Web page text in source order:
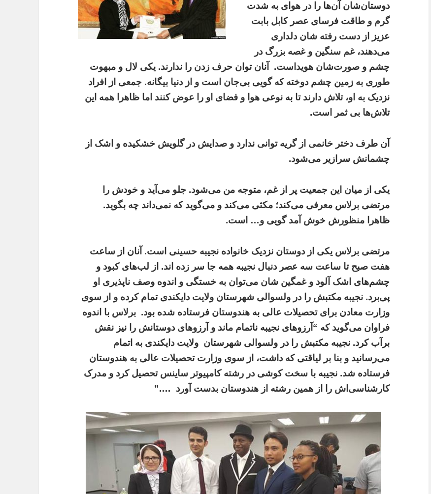
دوستان‌شان آن‌ها را در هوای به شدت
گرم و طاقت‌ فرسای عصر کابل بابت
عزیز از دست رفته‌ شان دلداری
می‌دهند، غم سنگین و غصه بزرگ در
چشم و صورت‌شان هویداست.
آنان توان حرف زدن را ندارند. یکی لال و مبهوت
طوری به زمین چشم دوخته که گویی بی‌جان است و از دنیا بیگانه. جمعی از افراد
نزدیک به او، تلاش دارند تا به نوعی هوا و فضای او را عوض کنند اما ظاهرا همه این
تلاش‌ها بی ثمر است.
آن طرف دختر خانمی از گریه توانی ندارد و صدایش در گلویش خشکیده و اشک از
چشمانش سرازیر می‌شود.
یکی از میان این جمعیت پر از غم، متوجه من می‌شود. جلو می‌آید و خودش را
مرتضی برلاس معرفی می‌کند؛ مکثی می‌کند و می‌گوید که نمی‌‌داند چه بگوید.
ظاهرا منظورش خوش‌ آمد گویی و… است.
مرتضی برلاس یکی از دوستان نزدیک خانواده نجیبه حسینی است. آنان از ساعت
هفت صبح تا ساعت سه عصر دنبال نجیبه همه جا سر زده اند. از لب‌های کبود و
چشم‌های اشک آلود و غمگین شان می‌توان به خستگی و اندوه وصف ناپذیری او
پی‌برد.نجیبه مکتبش را در ولسوالی شهرستان ولایت دایکندی تمام کرده و از سوی
وزارت معادن برای تحصیلات عالی به هندوستان فرستاده شده بود.برلاس با اندوه
فراوان می‌گوید که “آرزو‌های نجیبه ناتمام ماند و آرزوهای دوستانش را نیز نقش
برآب کرد. نجیبه مکتبش را در ولسوالی شهرستان ولایت دایکندی به اتمام
می‌رسانید و بنا بر لیاقتی که داشت، از سوی وزارت تحصیلات عالی به هندوستان
فرستاده‌ شد. نجیبه با سخت‌ کوشی در رشته کامپیوتر ساینس تحصیل کرد و مدرک
کارشناسی‌اش را از همین رشته از هندوستان بدست‌ آورد
….”